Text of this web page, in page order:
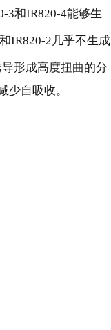
3和IR820-4能够生
IR820-2几乎不生成
形成高度扭曲的分
少自吸收。